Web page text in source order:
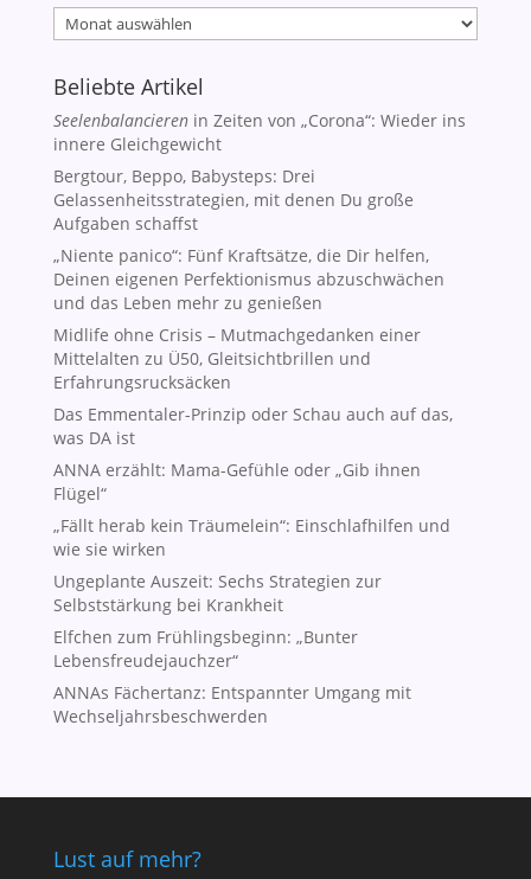
Archiv
Beliebte Artikel
Seelenbalancierenin Zeiten von „Corona“: Wieder ins
innere Gleichgewicht
Bergtour, Beppo, Babysteps: Drei
Gelassenheitsstrategien, mit denen Du große
Aufgaben schaffst
„Niente panico“: Fünf Kraftsätze, die Dir helfen,
Deinen eigenen Perfektionismus abzuschwächen
und das Leben mehr zu genießen
Midlife ohne Crisis – Mutmachgedanken einer
Mittelalten zu Ü50, Gleitsichtbrillen und
Erfahrungsrucksäcken
Das Emmentaler-Prinzip oder Schau auch auf das,
was DA ist
ANNA erzählt: Mama-Gefühle oder „Gib ihnen
Flügel“
„Fällt herab kein Träumelein“: Einschlafhilfen und
wie sie wirken
Ungeplante Auszeit: Sechs Strategien zur
Selbststärkung bei Krankheit
Elfchen zum Frühlingsbeginn: „Bunter
Lebensfreudejauchzer“
ANNAs Fächertanz: Entspannter Umgang mit
Wechseljahrsbeschwerden
Lust auf mehr?